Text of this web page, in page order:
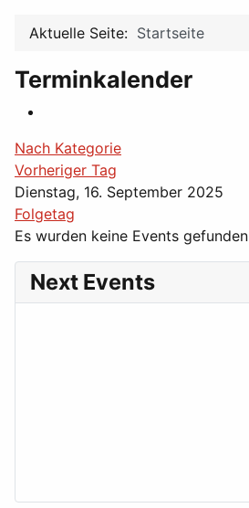
Aktuelle Seite: Startseite
Terminkalender
Nach Kategorie
Vorheriger Tag
Dienstag, 16. September 2025
Folgetag
Es wurden keine Events gefunden
Next Events